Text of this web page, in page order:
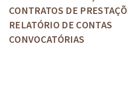
CONTRATOS DE
RELATÓRIO DE CONTAS
CONVOCATÓRIAS